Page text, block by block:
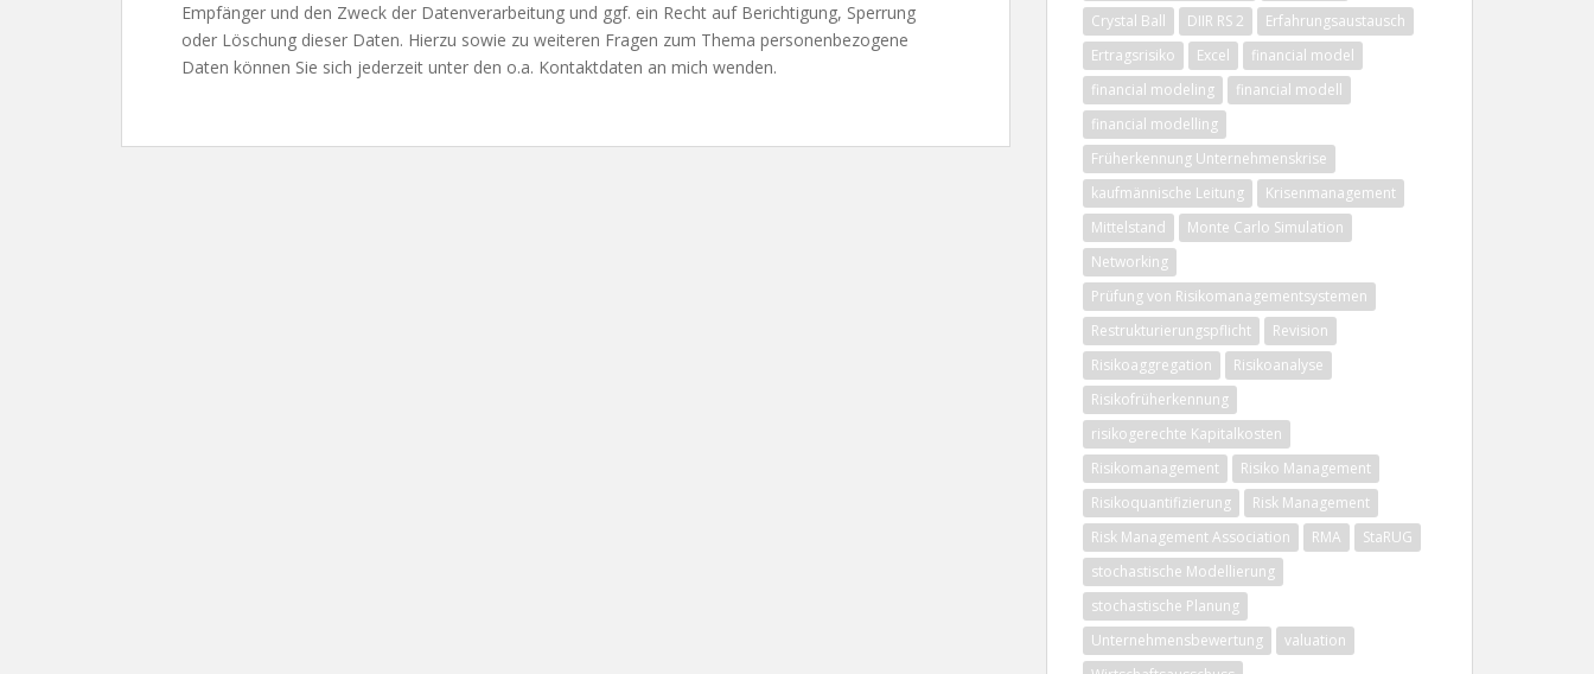
Empfänger und den Zweck der Datenverarbeitung und ggf. ein Recht auf Berichtigung, Sperrung
oder Löschung dieser Daten. Hierzu sowie zu weiteren Fragen zum Thema personenbezogene
Daten können Sie sich jederzeit unter den o.a. Kontaktdaten an mich wenden.
Crystal Ball
DIIR RS 2
Erfahrungsaustausch
Ertragsrisiko
Excel
financial model
financial modeling
financial modell
financial modelling
Früherkennung Unternehmenskrise
kaufmännische Leitung
Krisenmanagement
Mittelstand
Monte Carlo Simulation
Networking
Prüfung von Risikomanagementsystemen
Restrukturierungspflicht
Revision
Risikoaggregation
Risikoanalyse
Risikofrüherkennung
risikogerechte Kapitalkosten
Risikomanagement
Risiko Management
Risikoquantifizierung
Risk Management
Risk Management Association
RMA
StaRUG
stochastische Modellierung
stochastische Planung
Unternehmensbewertung
valuation